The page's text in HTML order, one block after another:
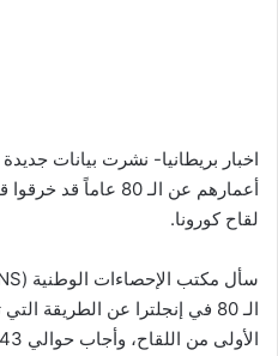
أعمارهم عن الـ 80
لقاح كورونا.
الـ 80 في إنجلترا عن الطريقة